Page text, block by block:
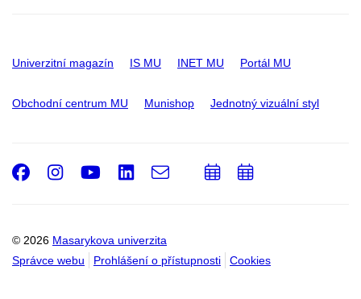
Univerzitní magazín IS MU INET MU Portál MU
Obchodní centrum MU Munishop Jednotný vizuální styl
© 2026 Masarykova univerzita
Správce webu
Prohlášení o přístupnosti Cookies
Facebook
Instagram
Youtube
LinkedIn
e-
PřidatPřidat